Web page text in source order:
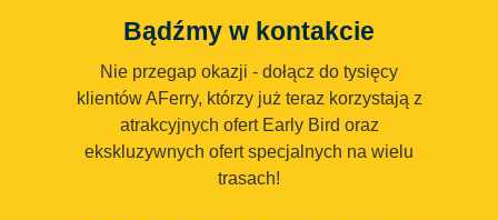
Bądźmy w kontakcie
Nie przegap okazji - dołącz do tysięcy
klientów AFerry, którzy już teraz korzystają z
atrakcyjnych ofert Early Bird oraz
ekskluzywnych ofert specjalnych na wielu
trasach!